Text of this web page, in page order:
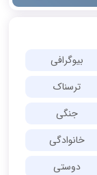
بیوگرافی
ترسناک
جنگی
خانوادگی
دوستی